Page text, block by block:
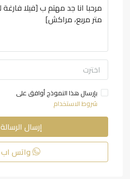
اخترت
بإرسال هذا النموذج أوافق على
شروط الاستخدام
إرسال الرسالة
واتس اب